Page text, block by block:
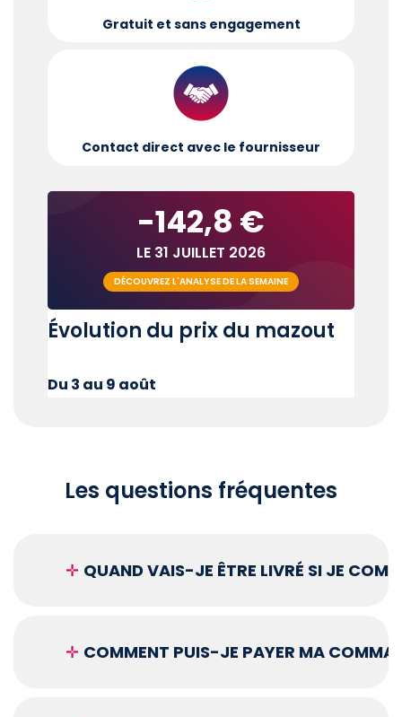
Gratuit et sans engagement
Contact direct avec le fournisseur
-142,8 €
LE 31 JUILLET 2026
DÉCOUVREZ L'ANALYSE DE LA SEMAINE
Évolution du prix du mazout
Du 3 au 9 août
Les questions fréquentes
✛ QUAND VAIS-JE ÊTRE LIVRÉ SI JE
✛ COMMENT PUIS-JE PAYER MA